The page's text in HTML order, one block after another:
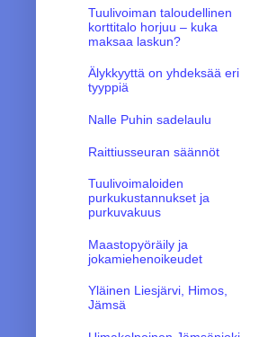
Tuulivoiman taloudellinen
korttitalo horjuu – kuka
maksaa laskun?
Älykkyyttä on yhdeksää eri
tyyppiä
Nalle Puhin sadelaulu
Raittiusseuran säännöt
Tuulivoimaloiden
purkukustannukset ja
purkuvakuus
Maastopyöräily ja
jokamiehenoikeudet
Yläinen Liesjärvi, Himos,
Jämsä